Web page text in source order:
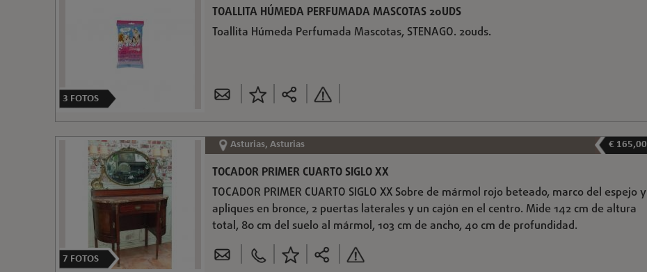
TOALLITA HÚMEDA PERFUMADA MASCOTAS 20UDS
Toallita Húmeda Perfumada Mascotas, STENAGO. 20uds.
3 FOTOS
Asturias, Asturias € 165,00
TOCADOR PRIMER CUARTO SIGLO XX
TOCADOR PRIMER CUARTO SIGLO XX Sobre de mármol rojo beteado, marco del espejo y
apliques en bronce, 2 puertas laterales y un cajón en el centro. Mide 142 cm de altura
total, 80 cm del suelo al mármol, 103 cm de ancho, 40 cm de profundidad.
7 FOTOS